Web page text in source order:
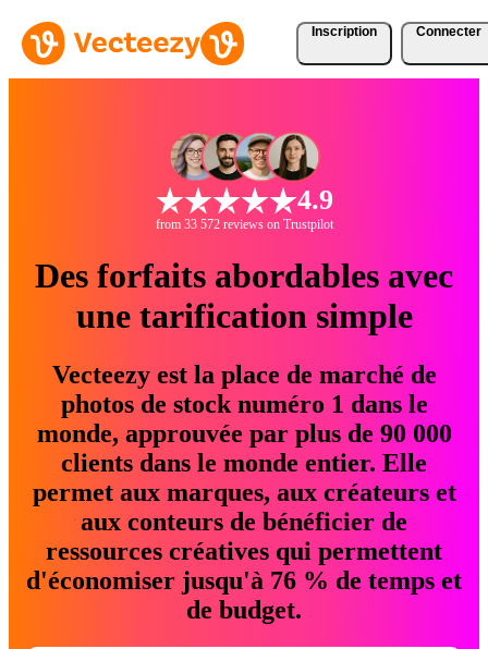
Inscription Connecter
4.9
from 33 572 reviews on Trustpilot
Des forfaits abordables avec
une tarification simple
Vecteezy est la place de marché de
photos de stock numéro 1 dans le
monde, approuvée par plus de 90 000
clients dans le monde entier. Elle
permet aux marques, aux créateurs et
aux conteurs de bénéficier de
ressources créatives qui permettent
d'économiser jusqu'à 76 % de temps et
de budget.